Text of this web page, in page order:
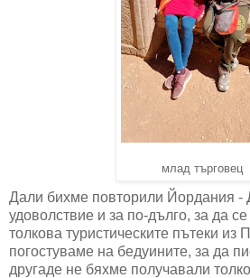
млад търговец
Дали бихме повторили Йордания -
удоволствие и за по-дълго, за да
толкова туристическите пътеки из
погостуваме на бедуините, за да
другаде не бяхме получавали